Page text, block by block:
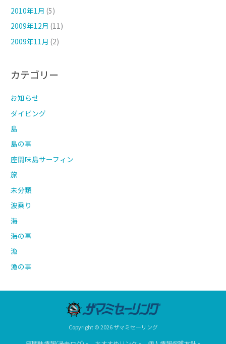
2010年1月 (5)
2009年12月 (11)
2009年11月 (2)
カテゴリー
お知らせ
ダイビング
島
島の事
座間味島サーフィン
旅
未分類
波乗り
海
海の事
漁
漁の事
Copyright © 2026 ザマミセーリング